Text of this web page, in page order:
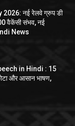
नई रेलवे ग्रुप डी
वैकेंसी संभव, नई
News
in Hindi : 15
और आसान भाषण,